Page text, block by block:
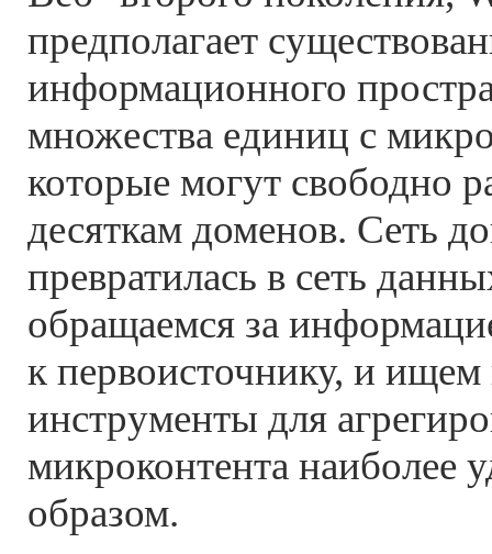
предполагает
информационного
множества единиц с
которые могут свободно
десяткам доменов. Сеть
превратилась в сеть
обращаемся за
к первоисточнику, и
инструменты для
микроконтента наиболее
образом.